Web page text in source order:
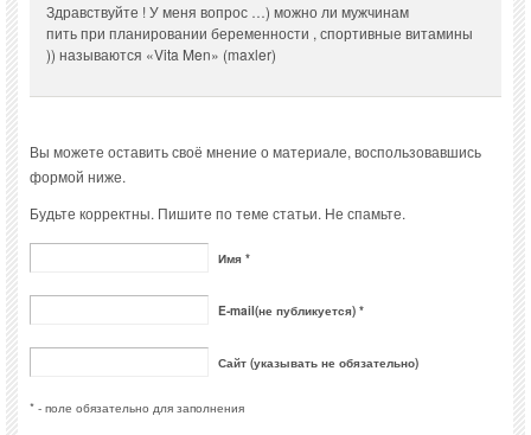
Здравствуйте ! У меня вопрос …) можно ли мужчинам
пить при планировании беременности , спортивные витамины
)) называются «Vita Men» (maxler)
Вы можете оставить своё мнение о материале, воспользовавшись
формой ниже.
Будьте корректны. Пишите по теме статьи. Не спамьте.
Имя *
E-mail(не публикуется) *
Сайт (указывать не обязательно)
* - поле обязательно для заполнения